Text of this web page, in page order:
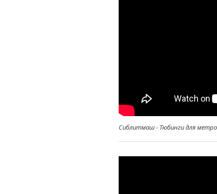
Сиблитмаш - Тюбинги для метро